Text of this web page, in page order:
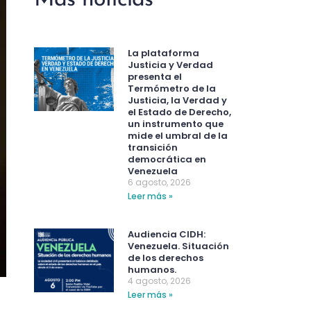
La plataforma
Justicia y Verdad
presenta el
Termómetro de la
Justicia, la Verdad y
el Estado de Derecho,
un instrumento que
mide el umbral de la
transición
democrática en
Venezuela
6 agosto, 2026
Leer más »
Audiencia CIDH:
Venezuela. Situación
de los derechos
humanos.
4 agosto, 2026
Leer más »